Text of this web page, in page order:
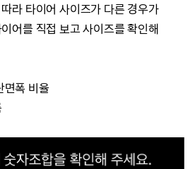
라 타이어 사이즈가 다른 경우가
어를 직접 보고 사이즈를 확인해
면폭 비율